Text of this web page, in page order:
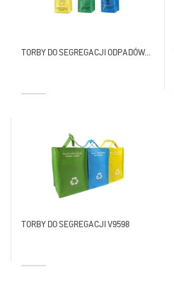
TORBY DO SEGREGACJI ODPADÓW...
TORBY DO SEGREGACJI V9598